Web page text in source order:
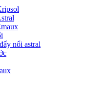
nổi astral